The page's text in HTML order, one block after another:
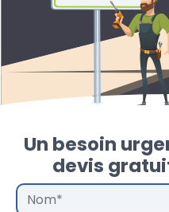
Un besoin
devis